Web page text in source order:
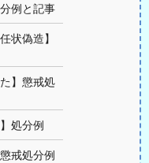
例と記事
状偽造】
】懲戒処
処分例
戒処分例